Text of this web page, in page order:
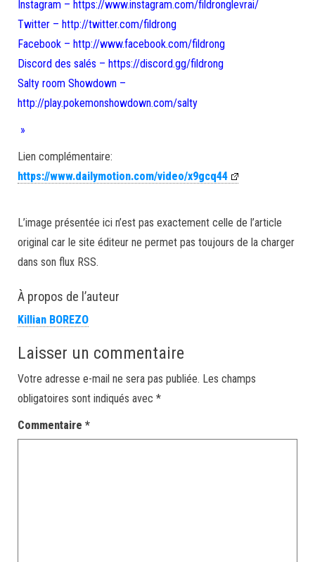
Instagram – https://www.instagram.com/fildronglevrai/
Twitter – http://twitter.com/fildrong
Facebook – http://www.facebook.com/fildrong
Discord des salés – https://discord.gg/fildrong
Salty room Showdown –
http://play.pokemonshowdown.com/salty
»
Lien complémentaire:
https://www.dailymotion.com/video/x9gcq44
L’image présentée ici n’est pas exactement celle de l’article
original car le site éditeur ne permet pas toujours de la charger
dans son flux RSS.
À propos de l’auteur
Killian BOREZO
Laisser un commentaire
Votre adresse e-mail ne sera pas publiée. Les champs
obligatoires sont indiqués avec *
Commentaire *